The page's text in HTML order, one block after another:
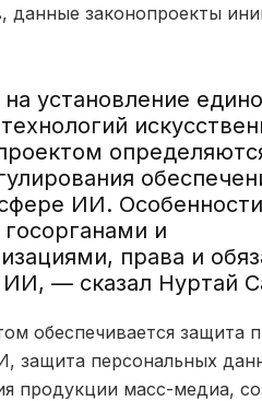
законопроекты
установление
ИИ. Особенности
и
права и
— сказал Нуртай
обеспечивается защита
защита персональных
продукции масс-медиа,